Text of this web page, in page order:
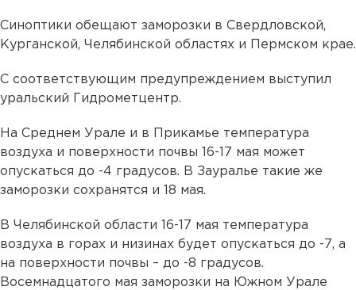
Синоптики обещают заморозки в Свердловской,
Курганской, Челябинской областях и Пермском крае.
С соответствующим предупреждением выступил
уральский Гидрометцентр.
На Среднем Урале и в Прикамье температура
воздуха и поверхности почвы 16-17 мая может
опускаться до -4 градусов. В Зауралье такие же
заморозки сохранятся и 18 мая.
В Челябинской области 16-17 мая температура
воздуха в горах и низинах будет опускаться до -7, а
на поверхности почвы – до -8 градусов.
Восемнадцатого мая заморозки на Южном Урале